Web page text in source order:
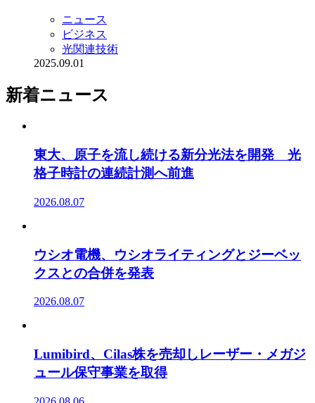
ニュース
ビジネス
光関連技術
2025.09.01
新着ニュース
東大、原子を流し続ける新分光法を開発 光
格子時計の連続計測へ前進
2026.08.07
ウシオ電機、ウシオライティングとジーベッ
クスとの合併を発表
2026.08.07
Lumibird、Cilas株を売却しレーザー・メガジ
ュール保守事業を取得